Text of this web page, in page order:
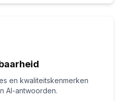
en kwaliteitskenmerken
AI-antwoorden.